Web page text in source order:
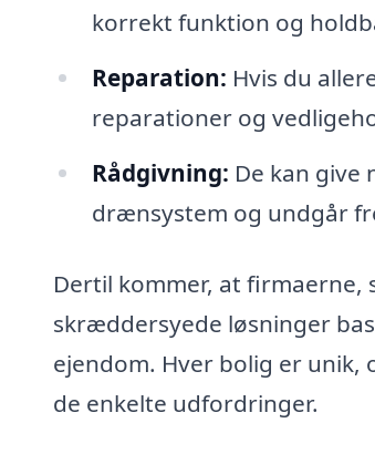
korrekt funktion og
Reparation: Hvis du
reparationer og
Rådgivning: De kan
drænsystem og undgår
Dertil kommer, at
skræddersyede løsninger
ejendom. Hver bolig er
de enkelte udfordringer.